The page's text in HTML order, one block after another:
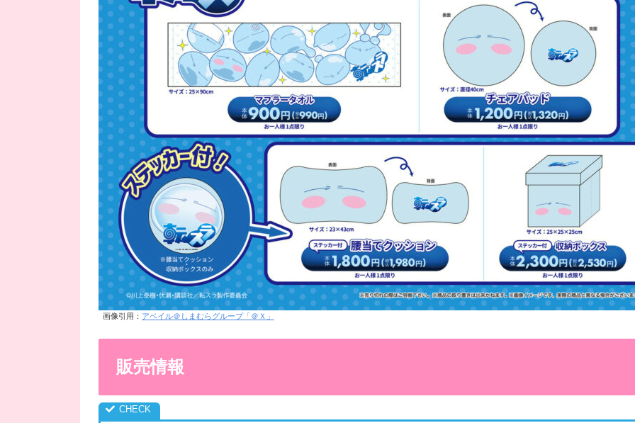
画像引用： アベイル＠しまむらグループ「＠Ｘ」
販売情報